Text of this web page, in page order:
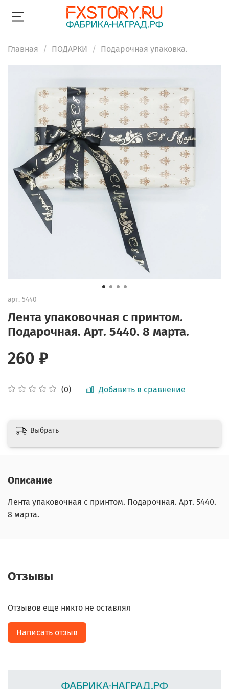
Главная ПОДАРКИ Подарочная упаковка.
арт. 5440
Лента упаковочная с принтом.
Подарочная. Арт. 5440. 8 марта.
(0) Добавить в сравнение
260 ₽
Выбрать
Описание
Лента упаковочная с принтом. Подарочная. Арт. 5440.
8 марта.
Отзывы
Отзывов еще никто не оставлял
Написать отзыв